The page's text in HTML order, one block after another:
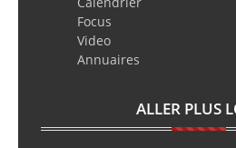
Focus
Video
Annuaires
ALLER PLUS